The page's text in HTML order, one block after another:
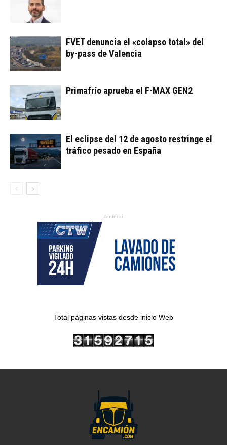
FVET denuncia el «colapso total» del
by-pass de Valencia
Primafrío aprueba el F-MAX GEN2
El eclipse del 12 de agosto restringe el
tráfico pesado en España
Anuncio
Total páginas vistas desde inicio Web